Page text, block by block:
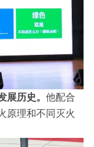
展历史。 他配合
原理和不同灭火